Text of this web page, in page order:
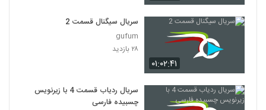
13
سریال Friends فصل اول قسمت 13
۵۱۶ بازدید
۲,۲۹۹ بازدید
۰۱:۰۲:۴۱
سریال سیگنال قسمت 2
gufum
۲۸ بازدید
سریال ردیاب قسمت 4 با زیرنویس
چسبیده فارسی